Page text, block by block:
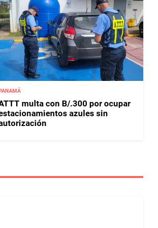
multa con B/.300 por ocupar
azules sin